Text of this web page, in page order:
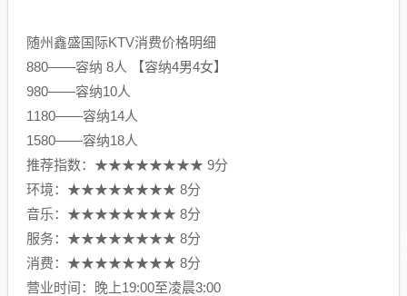
随州鑫盛国际KTV消费价格明细
880——容纳 8人 【容纳4男4女】
980——容纳10人
1180——容纳14人
1580——容纳18人
推荐指数：★★★★★★★★ 9分
环境：★★★★★★★★ 8分
音乐：★★★★★★★★ 8分
服务：★★★★★★★★ 8分
消费：★★★★★★★★ 8分
营业时间：晚上19:00至凌晨3:00